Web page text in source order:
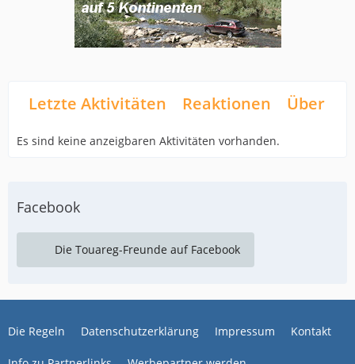
Letzte Aktivitäten Reaktionen Über
Es sind keine anzeigbaren Aktivitäten vorhanden.
Facebook
Die Touareg-Freunde auf Facebook
Die Regeln Datenschutzerklärung Impressum Kontakt